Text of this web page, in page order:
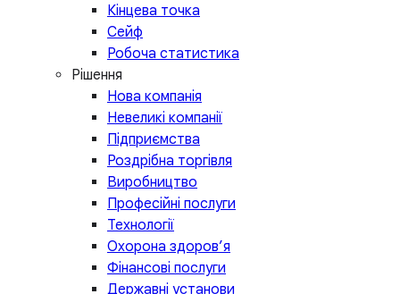
Кінцева точка
Сейф
Робоча статистика
Рішення
Нова компанія
Невеликі компанії
Підприємства
Роздрібна торгівля
Виробництво
Професійні послуги
Технології
Охорона здоров’я
Фінансові послуги
Державні установи